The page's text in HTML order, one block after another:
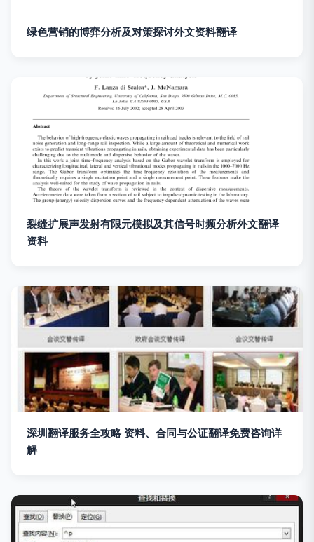
绿色营销的博弈分析及对策探讨外文资料翻译
裂缝扩展声发射有限元模拟及其信号时频分析外文翻译
资料
深圳翻译服务全攻略 资料、合同与公证翻译免费咨询详
解